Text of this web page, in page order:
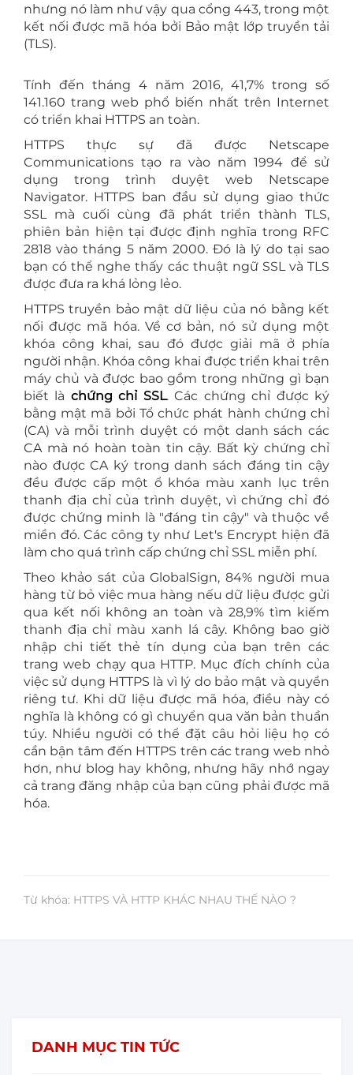
nhưng nó làm như vậy qua cổng 443, trong một
kết nối được mã hóa bởi Bảo mật lớp truyền tải
(TLS).
Tính đến tháng 4 năm 2016, 41,7% trong số
141.160 trang web phổ biến nhất trên Internet
có triển khai HTTPS an toàn.
HTTPS thực sự đã được Netscape
Communications tạo ra vào năm 1994 để sử
dụng trong trình duyệt web Netscape
Navigator. HTTPS ban đầu sử dụng giao thức
SSL mà cuối cùng đã phát triển thành TLS,
phiên bản hiện tại được định nghĩa trong RFC
2818 vào tháng 5 năm 2000. Đó là lý do tại sao
bạn có thể nghe thấy các thuật ngữ SSL và TLS
được đưa ra khá lỏng lẻo.
HTTPS truyền bảo mật dữ liệu của nó bằng kết
nối được mã hóa. Về cơ bản, nó sử dụng một
khóa công khai, sau đó được giải mã ở phía
người nhận. Khóa công khai được triển khai trên
máy chủ và được bao gồm trong những gì bạn
biết là chứng chỉ SSL. Các chứng chỉ được ký
bằng mật mã bởi Tổ chức phát hành chứng chỉ
(CA) và mỗi trình duyệt có một danh sách các
CA mà nó hoàn toàn tin cậy. Bất kỳ chứng chỉ
nào được CA ký trong danh sách đáng tin cậy
đều được cấp một ổ khóa màu xanh lục trên
thanh địa chỉ của trình duyệt, vì chứng chỉ đó
được chứng minh là "đáng tin cậy" và thuộc về
miền đó. Các công ty như Let's Encrypt hiện đã
làm cho quá trình cấp chứng chỉ SSL miễn phí.
Theo khảo sát của GlobalSign, 84% người mua
hàng từ bỏ việc mua hàng nếu dữ liệu được gửi
qua kết nối không an toàn và 28,9% tìm kiếm
thanh địa chỉ màu xanh lá cây. Không bao giờ
nhập chi tiết thẻ tín dụng của bạn trên các
trang web chạy qua HTTP. Mục đích chính của
việc sử dụng HTTPS là vì lý do bảo mật và quyền
riêng tư. Khi dữ liệu được mã hóa, điều này có
nghĩa là không có gì chuyển qua văn bản thuần
túy. Nhiều người có thể đặt câu hỏi liệu họ có
cần bận tâm đến HTTPS trên các trang web nhỏ
hơn, như blog hay không, nhưng hãy nhớ ngay
cả trang đăng nhập của bạn cũng phải được mã
hóa.
Từ khóa: HTTPS VÀ HTTP KHÁC NHAU THẾ NÀO ?
DANH MỤC TIN TỨC